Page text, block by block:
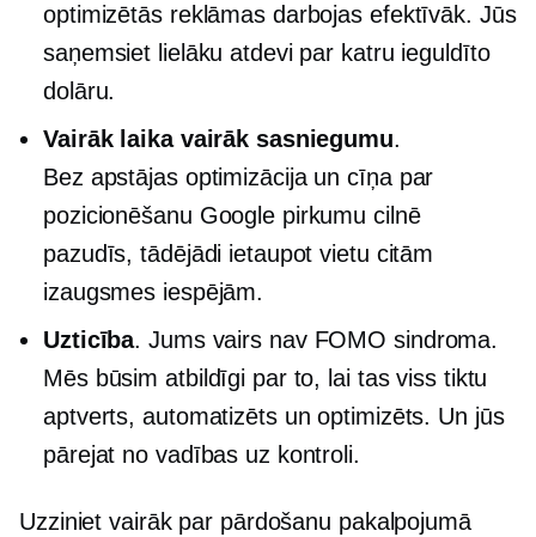
optimizētās reklāmas darbojas efektīvāk. Jūs
saņemsiet lielāku atdevi par katru ieguldīto
dolāru.
Vairāk laika vairāk sasniegumu.
Bez apstājasoptimizācija un cīņa par
pozicionēšanu Google pirkumu cilnē
pazudīs, tādējādi ietaupot vietu citām
izaugsmes iespējām.
Uzticība. Jums vairs nav FOMO sindroma.
Mēs būsim atbildīgi par to, lai tas viss tiktu
aptverts, automatizēts un optimizēts. Un jūs
pārejat no vadības uz kontroli.
Uzziniet vairāk par pārdošanu pakalpojumā